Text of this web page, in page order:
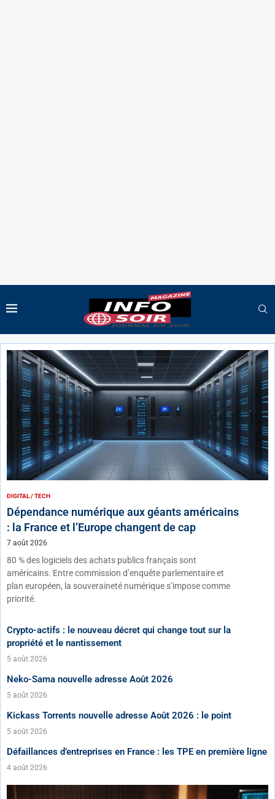
DIGITAL / TECH
Dépendance numérique aux géants américains
: la France et l’Europe changent de cap
7 août 2026
80 % des logiciels des achats publics français sont
américains. Entre commission d’enquête parlementaire et
plan européen, la souveraineté numérique s’impose comme
priorité.
Crypto-actifs : le nouveau décret qui change tout sur la
propriété et le nantissement
5 août 2026
Neko-Sama nouvelle adresse Août 2026
5 août 2026
Kickass Torrents nouvelle adresse Août 2026 : le point
5 août 2026
Défaillances d’entreprises en France : les TPE en première ligne
4 août 2026